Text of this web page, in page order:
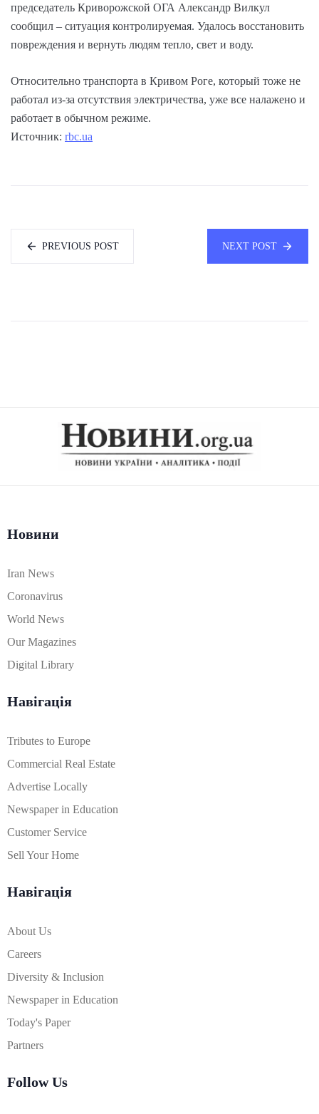
председатель Криворожской ОГА Александр Вилкул
сообщил – ситуация контролируемая. Удалось восстановить
повреждения и вернуть людям тепло, свет и воду.
Относительно транспорта в Кривом Роге, который тоже не
работал из-за отсутствия электричества, уже все налажено и
работает в обычном режиме.
Источник: rbc.ua
PREVIOUS POST NEXT POST
Новини
Iran News
Coronavirus
World News
Our Magazines
Digital Library
Навігація
Tributes to Europe
Commercial Real Estate
Advertise Locally
Newspaper in Education
Customer Service
Sell Your Home
Навігація
About Us
Careers
Diversity & Inclusion
Newspaper in Education
Today's Paper
Partners
Follow Us